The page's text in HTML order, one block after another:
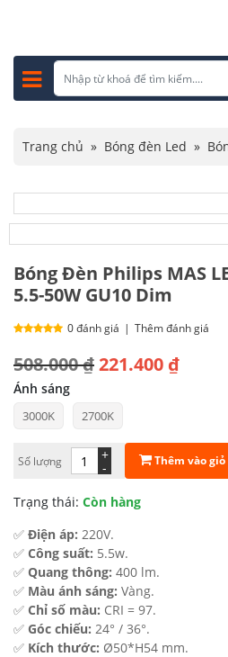
Trang chủ » Bóng đèn Led »
Bóng Đèn Philips MAS
5.5-50W GU10 Dim
0 đánh giá | Thêm đánh giá
508.000₫
Giá
gốc
là:
508.000 ₫.
221.400 ₫
Giá
hiện
tại
221.400 ₫.
Ánh sáng
3000K 2700K
Số lượng -
+ Thêm vào giỏ
Trạng thái: Còn hàng
✅ Điện áp: 220V.
✅ Công suất: 5.5w.
✅ Quang thông: 400 lm.
✅ Màu ánh sáng: Vàng.
✅ Chỉ số màu: CRI = 97.
✅ Góc chiếu: 24° / 36°.
✅ Kích thước: Ø50*H54 mm.